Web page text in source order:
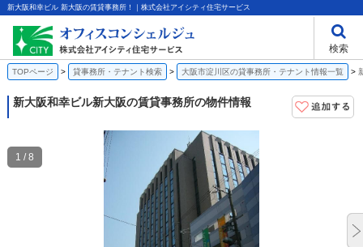
検索
新大阪和幸ビル 新大阪の賃貸事務所！｜株式会社アイシティ住宅サービス
TOPページ 貸事務所・テナント検索 大阪市淀川区の貸事務所・テナント情報一覧
新大阪和幸ビル新大阪の賃貸事務所の物件情報
1 / 8